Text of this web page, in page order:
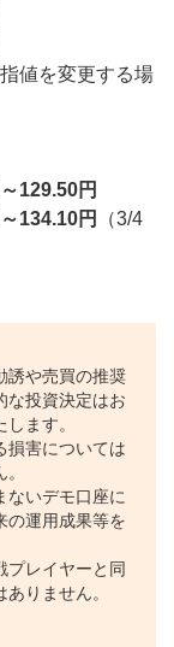
値を変更する場
129.50円
134.10円
（3/4
誘や売買の推奨
な投資決定はお
ます。
損害については
ないデモ口座に
の運用成果等を
プレイヤーと同
りません。